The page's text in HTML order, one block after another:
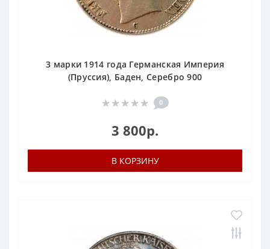
3 марки 1914 года Германская Империя
(Пруссия), Баден, Серебро 900
0
3 800р.
В КОРЗИНУ